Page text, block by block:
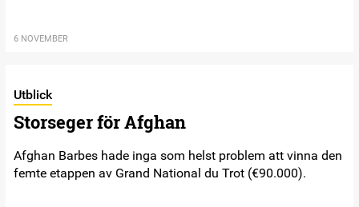
6 NOVEMBER
Utblick
Storseger för Afghan
Afghan Barbes hade inga som helst problem att vinna den
femte etappen av Grand National du Trot (€90.000).